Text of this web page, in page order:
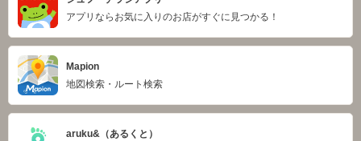
アプリならお気に入りのお店がすぐに見つかる！
Mapion
地図検索・ルート検索
aruku&（あるくと）